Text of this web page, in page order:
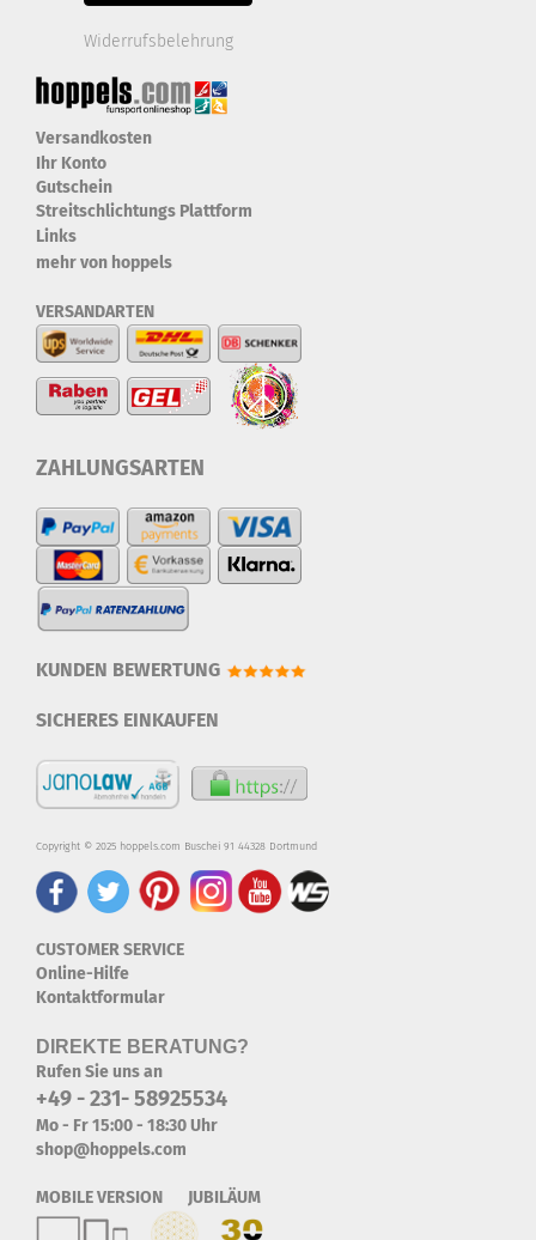
Widerrufsbelehrung
Versandkosten
Ihr Konto
Gutschein
Streitschlichtungs Plattform
Links
mehr von hoppels
VERSANDARTEN
ZAHLUNGSARTEN
KUNDEN BEWERTUNG
SICHERES EINKAUFEN
Copyright © 2025 hoppels.com Buschei 91 44328 Dortmund
CUSTOMER SERVICE
Online-Hilfe
Kontaktformular
DIREKTE BERATUNG?
Rufen Sie uns an
+49 - 231- 58925534
Mo - Fr 15:00 - 18:30 Uhr
shop@hoppels.com
MOBILE VERSION JUBILÄUM